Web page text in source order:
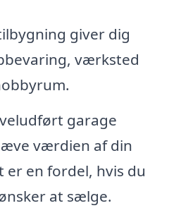
giver dig
værksted
garage
værdien af din
er en fordel, hvis du
at sælge.